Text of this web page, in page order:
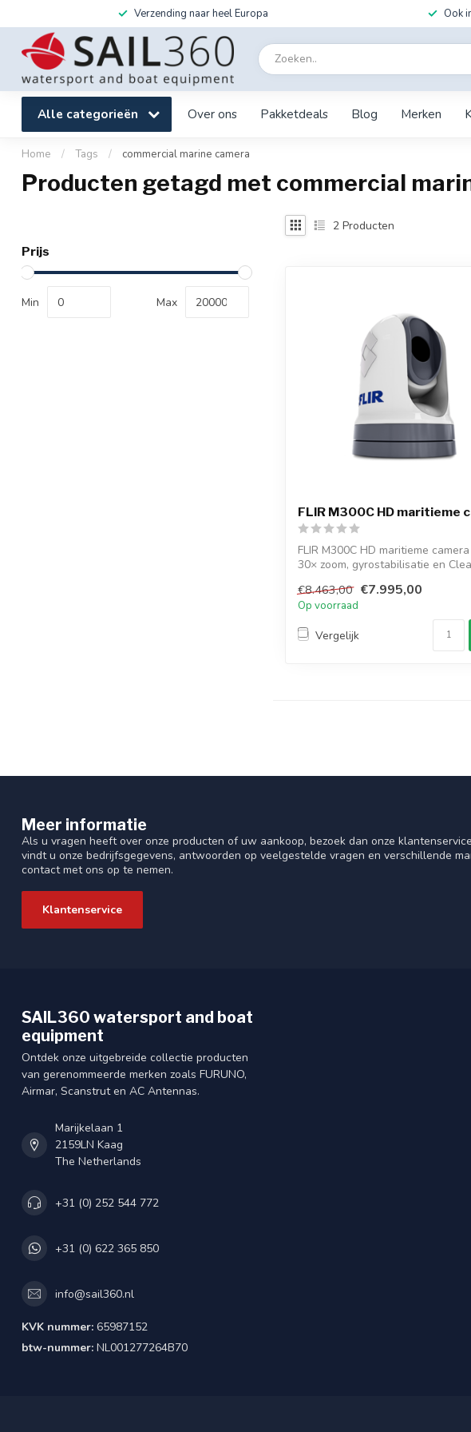
Verzending naar heel Europa Ook
Alle categorieën Over ons Pakketdeals Blog Merken
Home / Tags / commercial marine camera
Producten getagd met commercial
Prijs
Min Max
2 Producten
FLIR M300C HD maritieme
FLIR M300C HD maritieme
30× zoom, gyrostabilisatie en
€8.463,00 €7.995,00
Op voorraad
Vergelijk
Meer informatie
Als u vragen heeft over onze producten of uw aankoop, bezoek dan onze
vindt u onze bedrijfsgegevens, antwoorden op veelgestelde vragen en verschillende
contact met ons op te nemen.
Klantenservice
SAIL360 watersport and boat
equipment
Ontdek onze uitgebreide collectie producten
van gerenommeerde merken zoals FURUNO,
Airmar, Scanstrut en AC Antennas.
Marijkelaan 1
2159LN Kaag
The Netherlands
+31 (0) 252 544 772
+31 (0) 622 365 850
info@sail360.nl
KVK nummer: 65987152
btw-nummer: NL001277264B70